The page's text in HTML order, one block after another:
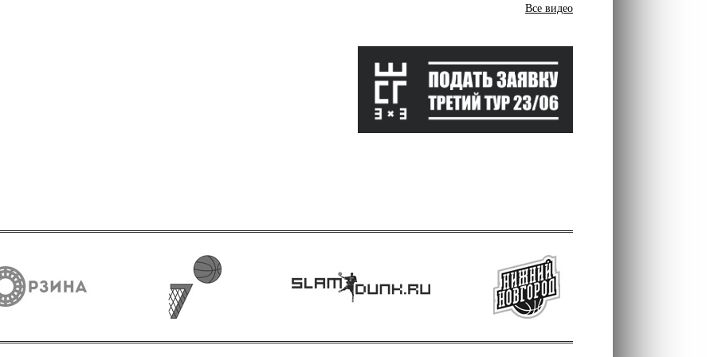
Все видео